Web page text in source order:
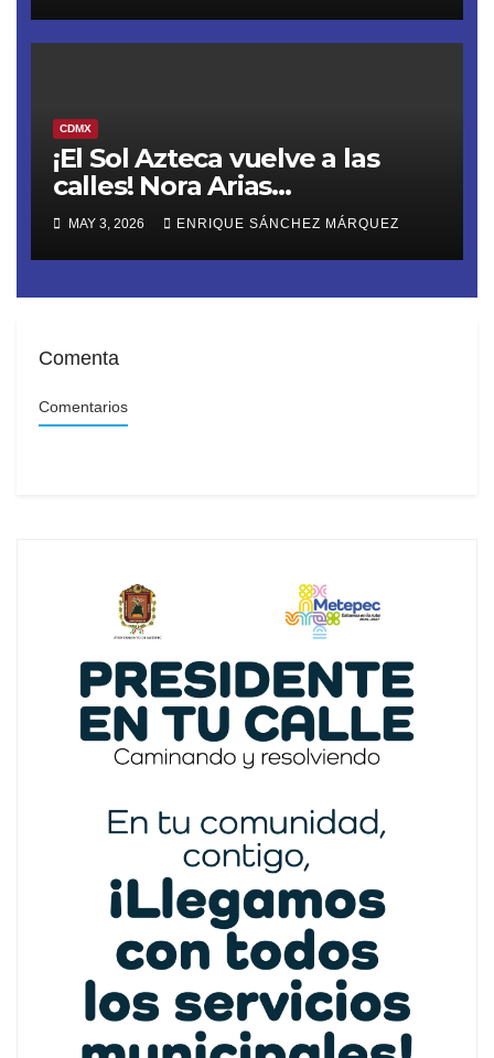
CDMX
¡El Sol Azteca vuelve a las
calles! Nora Arias
(@AriasNora), presidenta del
PRD CDMX, reactiva la
movilización territorial
MAY 3, 2026 ENRIQUE SÁNCHEZ MÁRQUEZ
Comenta
Comentarios